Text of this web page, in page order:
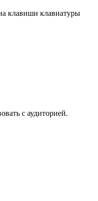
клавиши клавиатуры
с аудиторией.